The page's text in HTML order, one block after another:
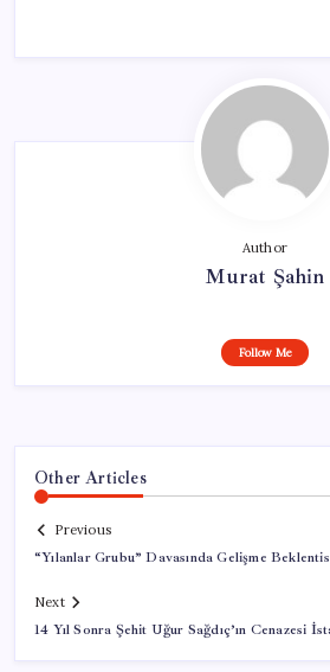
Author
Murat Şahin
Follow Me
Other Articles
Previous
“Yılanlar Grubu” Davasında Gelişme
Next
14 Yıl Sonra Şehit Uğur Sağdıç’ın Cenazesi